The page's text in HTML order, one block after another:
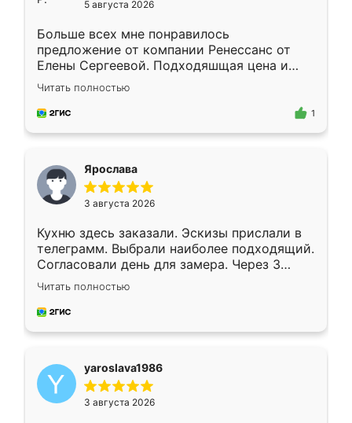
5 августа 2026
Больше всех мне понравилось
предложение от компании Ренессанс от
Елены Сергеевой. Подходяшщая цена и
короткие сроки изготовления. Приехавший
для замера сотрудник Владислав
предложил по моему эскизу самый
Читать полностью
1
Ярослава
3 августа 2026
Кухню здесь заказали. Эскизы прислали в
телеграмм. Выбрали наиболее подходящий.
Согласовали день для замера. Через 3
недели кухня была уже готова. Остались
довольны работой. Спасибо Ренессанс
мебель за качественную работу!
Читать полностью
yaroslava1986
3 августа 2026